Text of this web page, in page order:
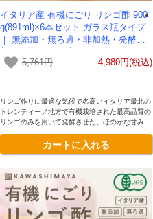
イタリア産 有機にごり リンゴ酢 900
g(891ml)×6本セット ガラス瓶タイプ
｜ 無添加・無ろ過・非加熱・発酵助
-かわしま屋-
5,761円 4,980円(税込)
リンゴ作りに最適な気候で名高いイタリア最北の
トレンティーノ地方で有機栽培された最高品質の
リンゴのみを用いて発酵させた、ほのかな甘みと
ていない、本物のリンゴ酢をガラス瓶容器にてお
楽しみください。
カートに入れる